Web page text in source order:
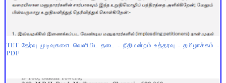
TET தேர்வு முடிவுகளை வெளியிட தடை - நீதிமன்றம் உத்தரவு - தமிழாக்கம் -
PDF